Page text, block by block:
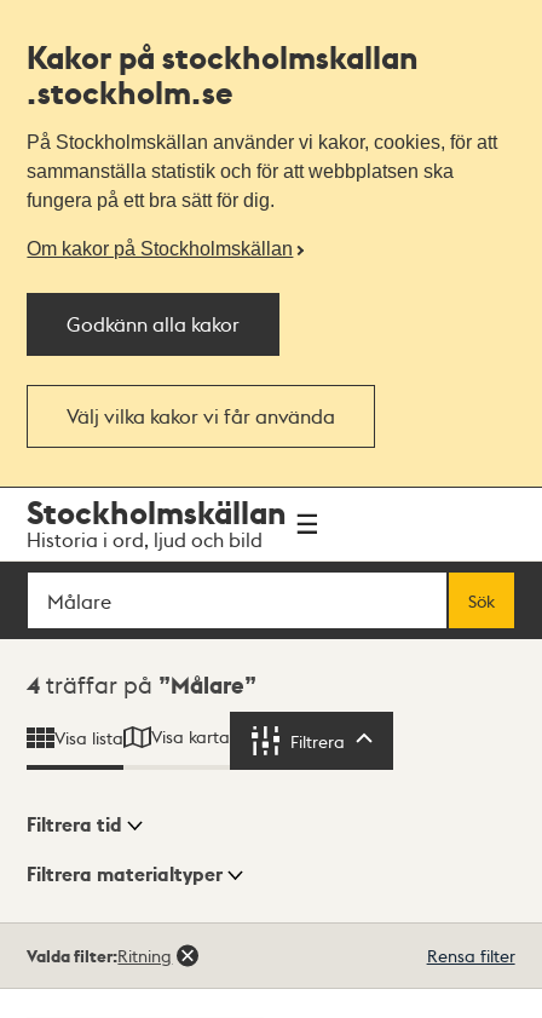
Kakor på stockholmskallan
.stockholm.se
På Stockholmskällan använder vi kakor, cookies, för att
sammanställa statistik och för att webbplatsen ska
fungera på ett bra sätt för dig.
Om kakor på Stockholmskällan
Godkänn alla kakor
Välj vilka kakor vi får använda
navigationen
huvudinnehållet
Stockholmskällan
Historia i ord, ljud och bild
Sök
Sök
Sökresultat
4 träffar på Målare
Visa lista Visa karta Filtrera
Visningsläge
Filtrera tid
Filtrera materialtyper
träffar
Valda filter:Ritning Rensa filter